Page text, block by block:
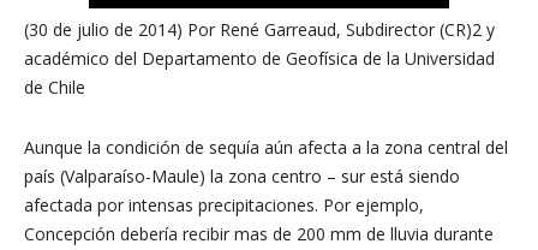
(30 de julio de 2014) Por René Garreaud, Subdirector (CR)2 y
académico del Departamento de Geofísica de la Universidad
de Chile
Aunque la condición de sequía aún afecta a la zona central del
país (Valparaíso-Maule) la zona centro – sur está siendo
afectada por intensas precipitaciones. Por ejemplo,
Concepción debería recibir mas de 200 mm de lluvia durante